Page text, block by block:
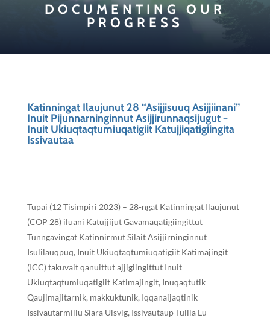
DOCUMENTING OUR
PROGRESS
Katinningat Ilaujunut 28 “Asijjisuuq Asijjiinani”
Inuit Pijunnarninginnut Asijjirunnaqsijugut −
Inuit Ukiuqtaqtumiuqatigiit Katujjiqatigiingita
Issivautaa
Tupai (12 Tisimpiri 2023) – 28-ngat Katinningat Ilaujunut
(COP 28) iluani Katujjijut Gavamaqatigiingittut
Tunngavingat Katinnirmut Silait Asijjirninginnut
Isulilauqpuq, Inuit Ukiuqtaqtumiuqatigiit Katimajingit
(ICC) takuvait qanuittut ajjigiingittut Inuit
Ukiuqtaqtumiuqatigiit Katimajingit, Inuqaqtutik
Qaujimajitarnik, makkuktunik, Iqqanaijaqtinik
Issivautarmillu Siara Ulsvig, Issivautaup Tullia Lu